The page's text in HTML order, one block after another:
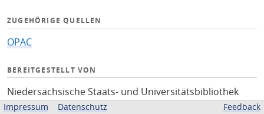
ZUGEHÖRIGE QUELLEN
OPAC
BEREITGESTELLT VON
Niedersächsische Staats- und Universitätsbibliothek
Göttingen
Impressum Datenschutz Feedback